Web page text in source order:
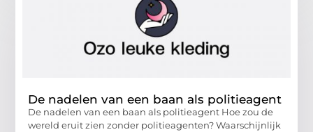
De nadelen van een baan als politieagent
De nadelen van een baan als politieagent Hoe zou de
wereld eruit zien zonder politieagenten? Waarschijnlijk